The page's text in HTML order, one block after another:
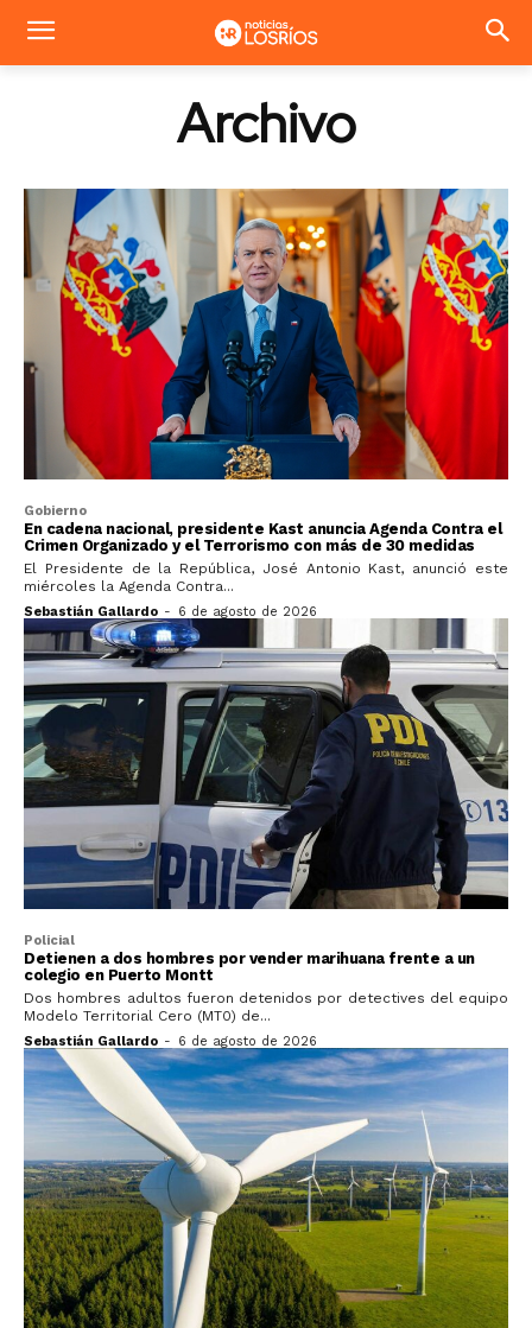
Archivo
Gobierno
En cadena nacional, presidente Kast anuncia Agenda Contra el
Crimen Organizado y el Terrorismo con más de 30 medidas
El Presidente de la República, José Antonio Kast, anunció este
miércoles la Agenda Contra...
Sebastián Gallardo - 6 de agosto de 2026
Policial
Detienen a dos hombres por vender marihuana frente a un
colegio en Puerto Montt
Dos hombres adultos fueron detenidos por detectives del equipo
Modelo Territorial Cero (MT0) de...
Sebastián Gallardo - 6 de agosto de 2026